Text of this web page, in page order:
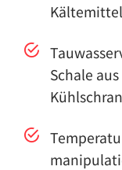
Schale